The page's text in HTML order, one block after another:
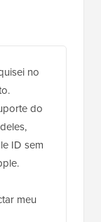
no
do
ID sem
meu